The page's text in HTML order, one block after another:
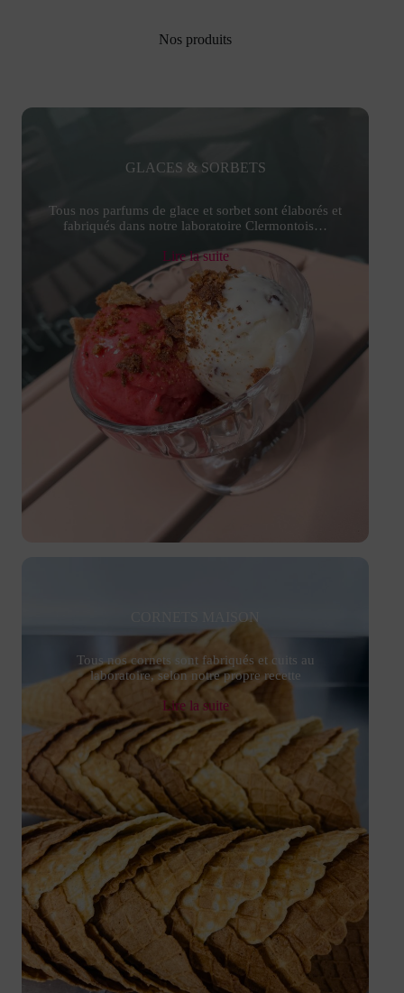
Nos produits
GLACES & SORBETS
Tous nos parfums de glace et sorbet sont élaborés et
fabriqués dans notre laboratoire Clermontois…
Lire la suite
CORNETS MAISON
Tous nos cornets sont fabriqués et cuits au
laboratoire, selon notre propre recette
Lire la suite